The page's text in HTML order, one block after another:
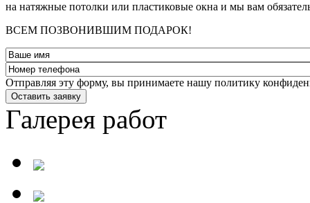
на натяжные потолки или пластиковые окна и мы вам
ВСЕМ ПОЗВОНИВШИМ ПОДАРОК!
Отправляя эту форму, вы принимаете нашу политику
Оставить заявку
Галерея работ